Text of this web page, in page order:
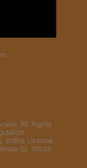
All Rights
20851 Lissone
52, 20124